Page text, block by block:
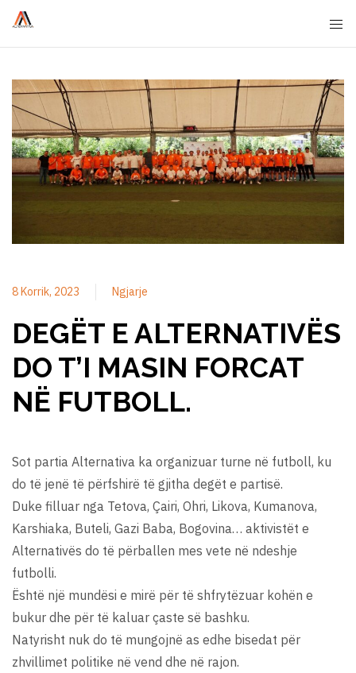
8 Korrik, 2023 Ngjarje
DEGËT E ALTERNATIVËS
DO T’I MASIN FORCAT
NË FUTBOLL.
Sot partia Alternativa ka organizuar turne në futboll, ku
do të jenë të përfshirë të gjitha degët e partisë.
Duke filluar nga Tetova, Çairi, Ohri, Likova, Kumanova,
Karshiaka, Buteli, Gazi Baba, Bogovina… aktivistët e
Alternativës do të përballen mes vete në ndeshje
futbolli.
Është një mundësi e mirë për të shfrytëzuar kohën e
bukur dhe për të kaluar çaste së bashku.
Natyrisht nuk do të mungojnë as edhe bisedat për
zhvillimet politike në vend dhe në rajon.